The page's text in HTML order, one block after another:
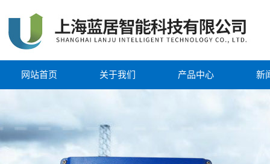
网站首页 关于我们 产品中心 新